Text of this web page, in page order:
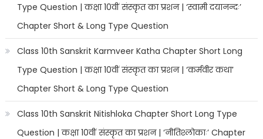
Type Question | कक्षा 10वीं संस्कृत का प्रशन | ‘स्वामी दयानन्दः’
Chapter Short & Long Type Question
Class 10th Sanskrit Karmveer Katha Chapter Short Long
Type Question | कक्षा 10वीं संस्कृत का प्रशन | ‘कर्मवीर कथा’
Chapter Short & Long Type Question
Class 10th Sanskrit Nitishloka Chapter Short Long Type
Question | कक्षा 10वीं संस्कृत का प्रशन | ‘नीतिश्लोकाः’ Chapter